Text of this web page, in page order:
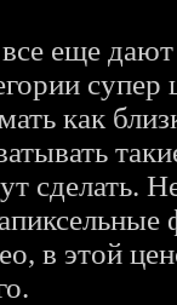
еще дают
как
сделать.
в этой